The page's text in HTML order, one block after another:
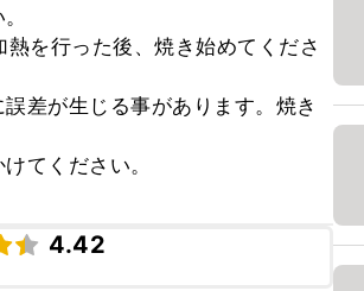
を行った後、焼き始めてくださ
差が生じる事があります。焼き
てください。
4.42